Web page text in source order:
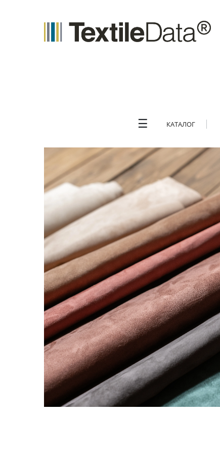
☰ КАТАЛОГ